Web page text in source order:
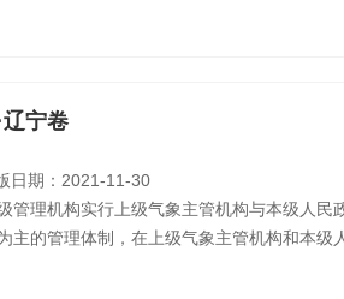
宁卷
日期：2021-11-30
管理机构实行上级气象主管机构与本级人民
主的管理体制，在上级气象主管机构和本级
的政府行政管理职能，依法履行气象主管机